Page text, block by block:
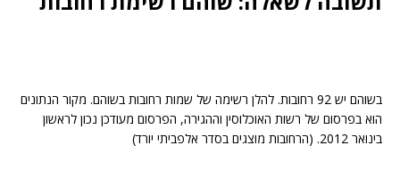
בשוהם יש 92 רחובות. להלן רשימה של שמות רחובות בשוהם. מקור הנתונים
הוא בפרסום של רשות האוכלוסין וההגירה, הפרסום מעודכן נכון לראשון
בינואר 2012. (הרחובות מוצגים בסדר אלפביתי יורד)